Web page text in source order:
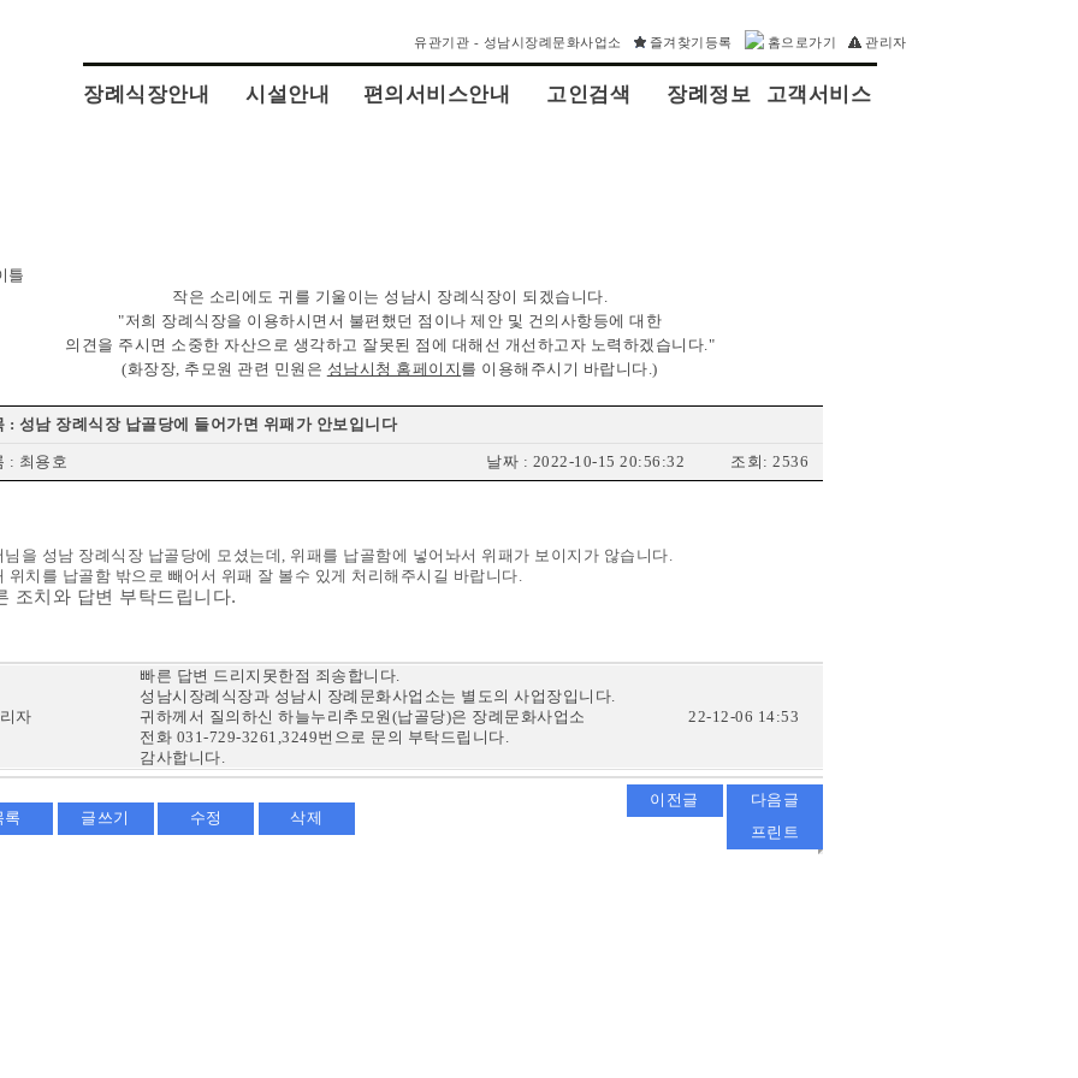
유관기관 - 성남시장례문화사업소 즐겨찾기등록 홈으로가기 관리자
장례식장안내 시설안내 편의서비스안내 고인검색 장례정보 고객서비스
작은 소리에도 귀를 기울이는 성남시 장례식장이 되겠습니다.
"저희 장례식장을 이용하시면서 불편했던 점이나 제안 및 건의사항등에 대한
의견을 주시면 소중한 자산으로 생각하고 잘못된 점에 대해선 개선하고자 노력하겠습니다."
(화장장, 추모원 관련 민원은 성남시청 홈페이지 를 이용해주시기 바랍니다.)
: 성남 장례식장 납골당에 들어가면 위패가 안보입니다
: 최용호 날짜 : 2022-10-15 20:56:32 조회: 2536
님을 성남 장례식장 납골당에 모셨는데, 위패를 납골함에 넣어놔서 위패가 보이지가 않습니다.
위치를 납골함 밖으로 빼어서 위패 잘 볼수 있게 처리해주시길 바랍니다.
조치와 답변 부탁드립니다.
자
빠른 답변 드리지못한점 죄송합니다.
성남시장례식장과 성남시 장례문화사업소는 별도의 사업장입니다.
귀하께서 질의하신 하늘누리추모원(납골당)은 장례문화사업소
전화 031-729-3261,3249번으로 문의 부탁드립니다.
감사합니다.
22-12-06 14:53
록 글쓰기 수정 삭제
이전글
다음글
프린트